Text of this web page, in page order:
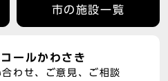
市の施設一覧
ールかわさき
わせ、ご意見、ご相談